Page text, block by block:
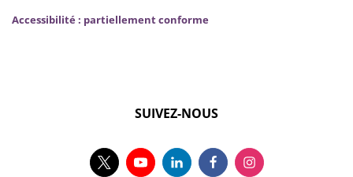
Accessibilité : partiellement conforme
SUIVEZ-NOUS